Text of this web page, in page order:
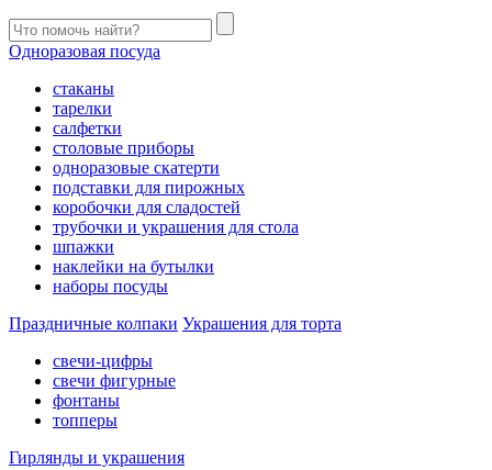
Одноразовая посуда
стаканы
тарелки
салфетки
столовые приборы
одноразовые скатерти
подставки для пирожных
коробочки для сладостей
трубочки и украшения для стола
шпажки
наклейки на бутылки
наборы посуды
Праздничные колпаки Украшения для торта
свечи-цифры
свечи фигурные
фонтаны
топперы
Гирлянды и украшения